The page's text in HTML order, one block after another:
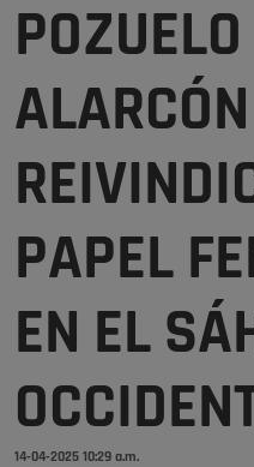
POZUELO
PAPEL
EN EL
14-04-2025 10:29 a.m.